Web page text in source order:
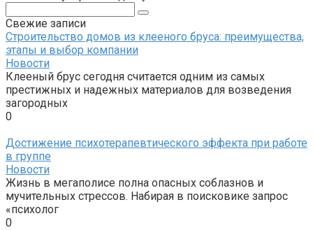
Свежие записи
Строительство домов из клееного бруса: преимущества,
этапы и выбор компании
Новости
Клееный брус сегодня считается одним из самых
престижных и надежных материалов для возведения
загородных
0
Достижение психотерапевтического эффекта при работе
в группе
Новости
Жизнь в мегаполисе полна опасных соблазнов и
мучительных стрессов. Набирая в поисковике запрос
«психолог
0